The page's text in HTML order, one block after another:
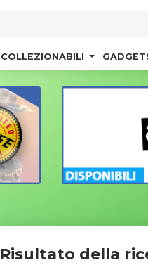
COLLEZIONABILI
Risultato della